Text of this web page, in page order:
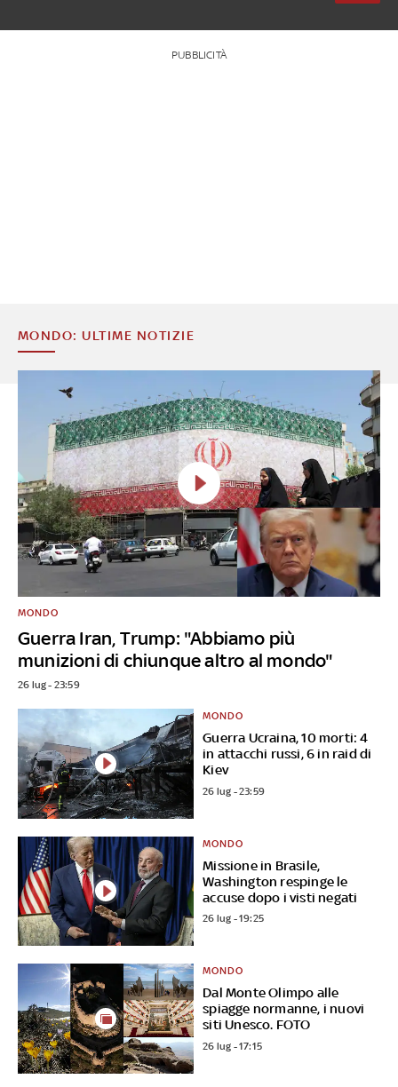
PUBBLICITÀ
MONDO: ULTIME NOTIZIE
Guerra Iran, Trump: "Abbiamo più
munizioni di chiunque altro al mondo"
MONDO
26 lug - 23:59
Guerra Ucraina, 10 morti: 4
in attacchi russi, 6 in raid di
Kiev
MONDO
26 lug - 23:59
Missione in Brasile,
Washington respinge le
accuse dopo i visti negati
MONDO
26 lug - 19:25
Dal Monte Olimpo alle
spiagge normanne, i nuovi
siti Unesco. FOTO
MONDO
26 lug - 17:15